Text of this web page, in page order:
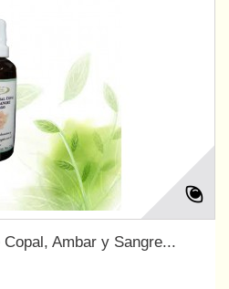
Ambar y Sangre...